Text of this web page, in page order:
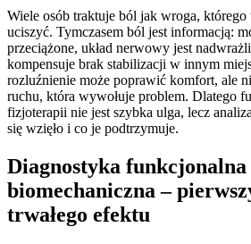
Wiele osób traktuje ból jak wroga, którego
uciszyć. Tymczasem ból jest informacją:
przeciążone, układ nerwowy jest
kompensuje brak stabilizacji w innym
rozluźnienie może poprawić komfort, ale
ruchu, która wywołuje problem. Dlatego
fizjoterapii nie jest szybka ulga, lecz
się wzięło i co je podtrzymuje.
Diagnostyka funkcjonalna
biomechaniczna –
trwałego efektu